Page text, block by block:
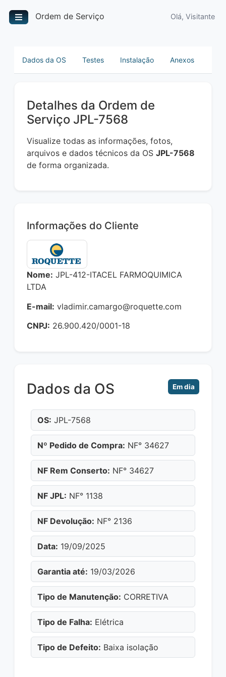
Ordem de Serviço Olá, Visitante
Dados da OS Testes Instalação Anexos
Detalhes da Ordem de
Serviço JPL-7568
Visualize todas as informações, fotos,
arquivos e dados técnicos da OS JPL-7568
de forma organizada.
Informações do Cliente
Nome: JPL-412-ITACEL FARMOQUIMICA
LTDA
E-mail: vladimir.camargo@roquette.com
CNPJ: 26.900.420/0001-18
Dados da OS Em dia
OS: JPL-7568
Nº Pedido de Compra: NF° 34627
NF Rem Conserto: NF° 34627
NF JPL: NF° 1138
NF Devolução: NF° 2136
Data: 19/09/2025
Garantia até: 19/03/2026
Tipo de Manutenção: CORRETIVA
Tipo de Falha: Elétrica
Tipo de Defeito: Baixa isolação